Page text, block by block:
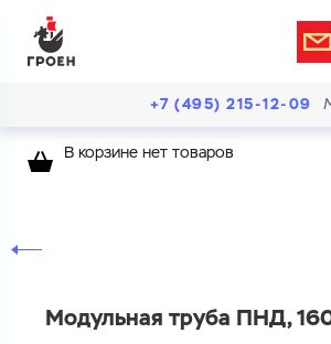
+7 (495) 215-12-09
В корзине нет товаров
Модульная труба ПНД,